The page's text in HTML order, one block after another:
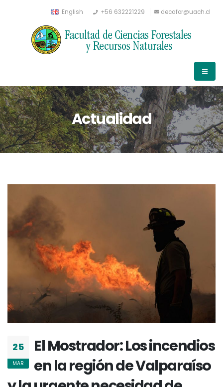
English +56 632221229 decafor@uach.cl
Actualidad
25
MAR
El Mostrador: Los incendios
en la región de Valparaíso